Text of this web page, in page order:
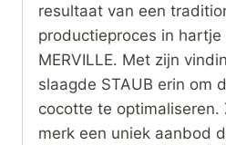
resultaat van een
productieproces in hartje
MERVILLE. Met zijn
slaagde STAUB erin om
cocotte te optimaliseren.
merk een uniek aanbod